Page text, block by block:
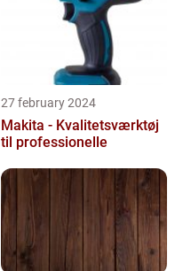
27 february 2024
Makita - Kvalitetsværktøj
til professionelle